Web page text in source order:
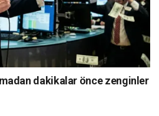
dakikalar önce zenginler